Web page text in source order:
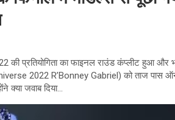
की प्रतियोगिता का फाइनल राउंड कंप्लीट हुआ
2022 R’Bonney Gabriel) को ताज पास
क्या जवाब दिया…